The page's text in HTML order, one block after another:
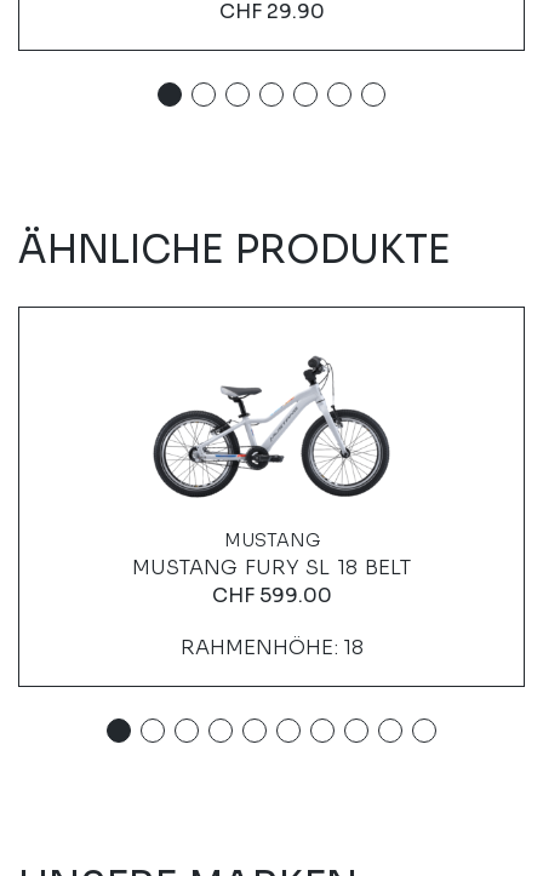
CHF29.90
ÄHNLICHE PRODUKTE
MUSTANG
MUSTANG FURY SL 18 BELT
CHF599.00
RAHMENHÖHE: 18